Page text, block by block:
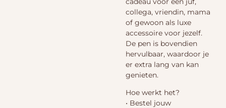
collega, vriendin, mama
of gewoon als luxe
accessoire voor jezelf.
De pen is bovendien
hervulbaar, waardoor je
er extra lang van kan
genieten.
Hoe werkt het?
• Bestel jouw